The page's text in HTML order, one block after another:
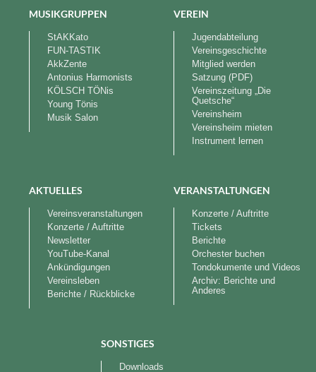
MUSIKGRUPPEN
StAKKato
FUN-TASTIK
AkkZente
Antonius Harmonists
KÖLSCH TÖNis
Young Tönis
Musik Salon
VEREIN
Jugendabteilung
Vereinsgeschichte
Mitglied werden
Satzung (PDF)
Vereinszeitung „Die
Quetsche“
Vereinsheim
Vereinsheim mieten
Instrument lernen
AKTUELLES
Vereinsveranstaltungen
Konzerte / Auftritte
Newsletter
YouTube-Kanal
Ankündigungen
Vereinsleben
Berichte / Rückblicke
VERANSTALTUNGEN
Konzerte / Auftritte
Tickets
Berichte
Orchester buchen
Tondokumente und Videos
Archiv: Berichte und
Anderes
SONSTIGES
Downloads